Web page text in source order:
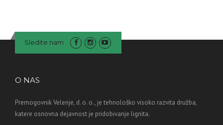
Sledite nam
O NAS
Premogovnik Velenje, d. o. o., je tehnološko visoko razvita družba,
katere osnovna dejavnost je pridobivanje lignita.